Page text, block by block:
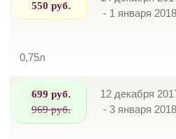
550 руб.
- 1 января 2018
0,75л
699 руб.
969 руб.
12 декабря
- 3 января 2018